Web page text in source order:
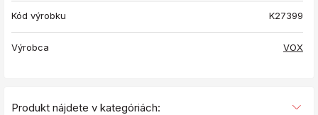
Kód výrobku K27399
Výrobca VOX
Produkt nájdete v kategóriách: